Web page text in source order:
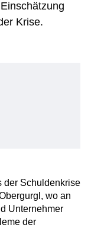
Krise.
der Schuldenkrise
wo an
Unternehmer
der